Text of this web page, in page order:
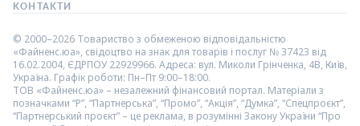
КОНТАКТИ
© 2000–2026 Товариство з обмеженою відповідальністю
«Файненс.юа», свідоцтво на знак для товарів і послуг № 37423 від
16.02.2004, ЄДРПОУ 22929966. Адреса: вул. Миколи Грінченка, 4В, Київ,
Україна. Графік роботи: Пн–Пт 9:00–18:00.
ТОВ «Файненс.юа» – незалежний фінансовий портал. Матеріали з
позначками “Р”, “Партнерська”, “Промо”, “Акція”, “Думка”, “Спецпроєкт”,
“Партнерський проєкт” – це реклама, в розумінні Закону України “Про